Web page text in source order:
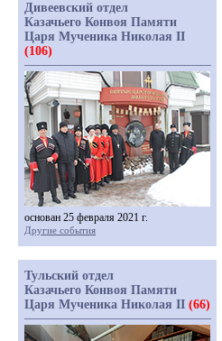
Дивеевский отдел
Казачьего Конвоя Памяти
Царя Мученика Николая II
(106)
основан 25 февраля 2021 г.
Другие события
Тульский отдел
Казачьего Конвоя Памяти
Царя Мученика Николая II (66)